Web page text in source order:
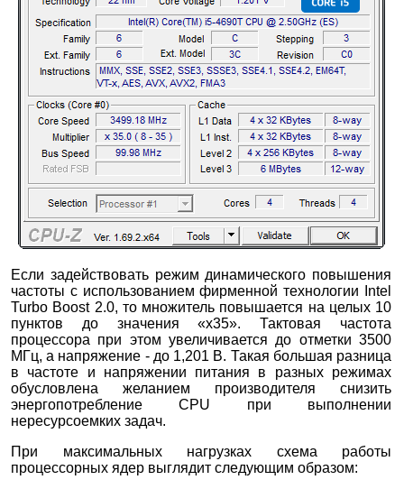
Если задействовать режим динамического повышения
частоты с использованием фирменной технологии Intel
Turbo Boost 2.0, то множитель повышается на целых 10
пунктов до значения «х35». Тактовая частота
процессора при этом увеличивается до отметки 3500
МГц, а напряжение - до 1,201 В. Такая большая разница
в частоте и напряжении питания в разных режимах
обусловлена желанием производителя снизить
энергопотребление CPU при выполнении
нересурсоемких задач.
При максимальных нагрузках схема работы
процессорных ядер выглядит следующим образом: